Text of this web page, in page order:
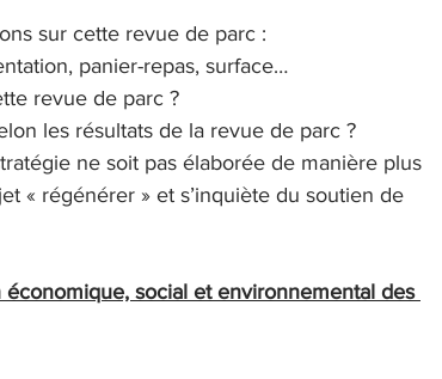
sur cette revue de parc :
panier-repas, surface…
revue de parc ?
les résultats de la revue de parc ?
ne soit pas élaborée de manière plus
« régénérer » et s’inquiète du soutien de
social et environnemental des